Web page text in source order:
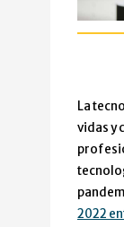
La
vidas y
2022